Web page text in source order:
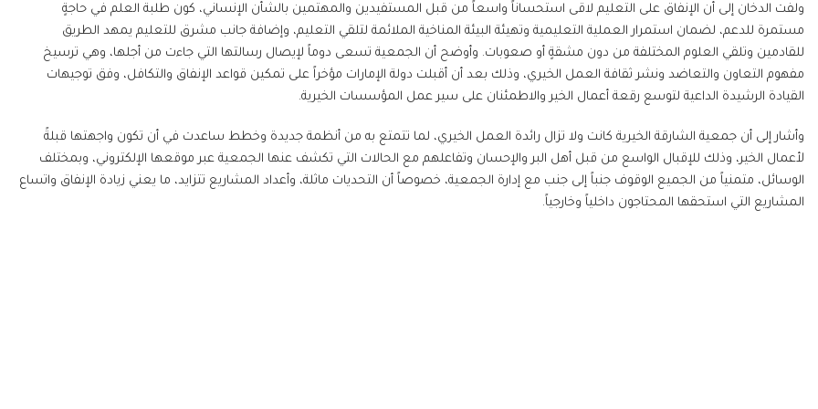
ولفت الدخان إلى أن الإنفاق على التعليم لاقى استحساناً واسعاً من قبل المستفيدين والمهتمين بالشأن الإنساني، كون طلبة العلم في حاجةٍ
مستمرة للدعم، لضمان استمرار العملية التعليمية وتهيئة البيئة المناخية الملائمة لتلقي التعليم، وإضافة جانب مشرق للتعليم يمهد الطريق
للقادمين وتلقي العلوم المختلفة من دون مشقةٍ أو صعوبات. وأوضح أن الجمعية تسعى دوماً لإيصال رسالتها التي جاءت من أجلها، وهي ترسيخ
مفهوم التعاون والتعاضد ونشر ثقافة العمل الخيري، وذلك بعد أن أقبلت دولة الإمارات مؤخراً على تمكين قواعد الإنفاق والتكافل، وفق توجيهات
القيادة الرشيدة الداعية لتوسع رقعة أعمال الخير والاطمئنان على سير عمل المؤسسات الخيرية.
وأشار إلى أن جمعية الشارقة الخيرية كانت ولا تزال رائدة العمل الخيري، لما تتمتع به من أنظمة جديدة وخطط ساعدت في أن تكون واجهتها قبلةً
لأعمال الخير، وذلك للإقبال الواسع من قبل أهل البر والإحسان وتفاعلهم مع الحالات التي تكشف عنها الجمعية عبر موقعها الإلكتروني، وبمختلف
الوسائل، متمنياً من الجميع الوقوف جنباً إلى جنب مع إدارة الجمعية، خصوصاً أن التحديات ماثلة، وأعداد المشاريع تتزايد، ما يعني زيادة الإنفاق واتساع
المشاريع التي استحقها المحتاجون داخلياً وخارجياً.